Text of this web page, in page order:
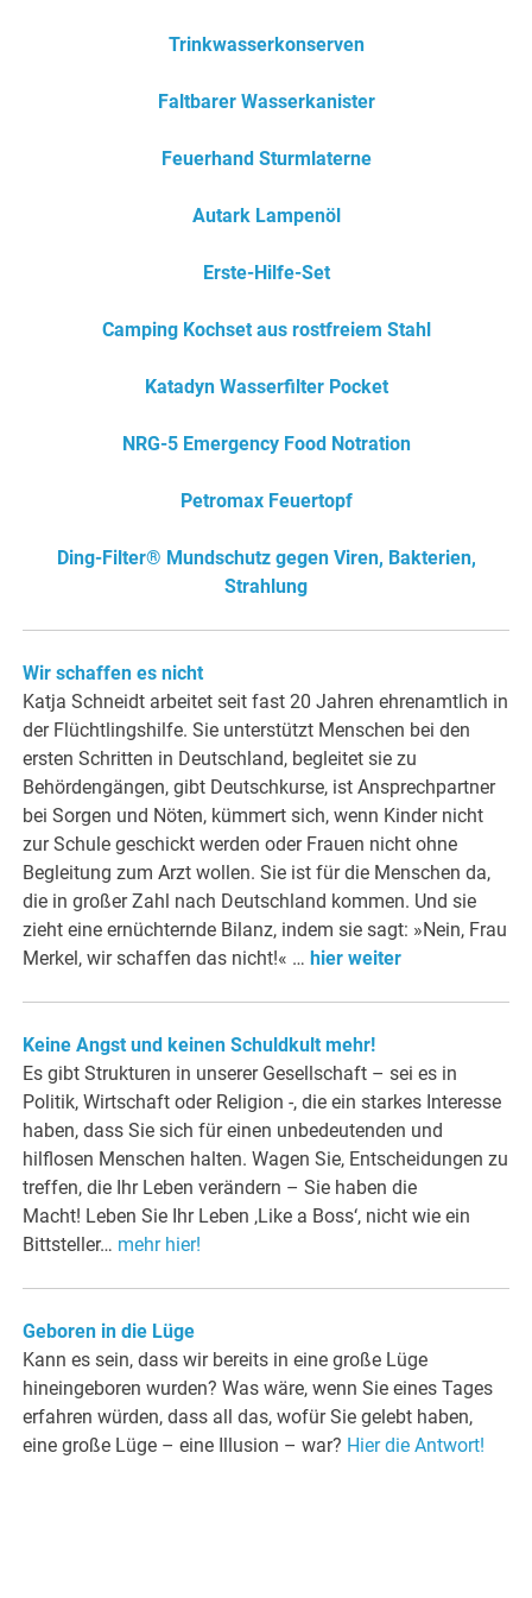
Trinkwasserkonserven
Faltbarer Wasserkanister
Feuerhand Sturmlaterne
Autark Lampenöl
Erste-Hilfe-Set
Camping Kochset aus rostfreiem Stahl
Katadyn Wasserfilter Pocket
NRG-5 Emergency Food Notration
Petromax Feuertopf
Ding-Filter® Mundschutz gegen Viren, Bakterien,
Strahlung
Wir schaffen es nicht
Katja Schneidt arbeitet seit fast 20 Jahren ehrenamtlich in
der Flüchtlingshilfe. Sie unterstützt Menschen bei den
ersten Schritten in Deutschland, begleitet sie zu
Behördengängen, gibt Deutschkurse, ist Ansprechpartner
bei Sorgen und Nöten, kümmert sich, wenn Kinder nicht
zur Schule geschickt werden oder Frauen nicht ohne
Begleitung zum Arzt wollen. Sie ist für die Menschen da,
die in großer Zahl nach Deutschland kommen. Und sie
zieht eine ernüchternde Bilanz, indem sie sagt: »Nein, Frau
Merkel, wir schaffen das nicht!« … hier weiter
Keine Angst und keinen Schuldkult mehr!
Es gibt Strukturen in unserer Gesellschaft – sei es in
Politik, Wirtschaft oder Religion -, die ein starkes Interesse
haben, dass Sie sich für einen unbedeutenden und
hilflosen Menschen halten. Wagen Sie, Entscheidungen zu
treffen, die Ihr Leben verändern – Sie haben die
Macht! Leben Sie Ihr Leben ‚Like a Boss‘, nicht wie ein
Bittsteller… mehr hier!
Geboren in die Lüge
Kann es sein, dass wir bereits in eine große Lüge
hineingeboren wurden? Was wäre, wenn Sie eines Tages
erfahren würden, dass all das, wofür Sie gelebt haben,
eine große Lüge – eine Illusion – war? Hier die Antwort!